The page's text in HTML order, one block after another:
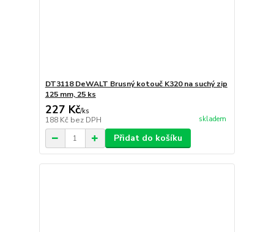
DT3118 DeWALT Brusný kotouč K320 na suchý zip
125 mm, 25 ks
227 Kč/ks
188 Kč bez DPH skladem
Přidat do košíku